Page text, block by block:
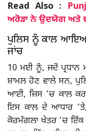
Read Also :
ਅਰੋੜਾ ਨੇ ਉਦਯੋਗ ਅਤੇ
ਪੁਲਿਸ ਨੂੰ ਕਾਲ
ਜਾਂਚ
10 ਮਈ ਨੂੰ, ਜਦੋਂ ਪ੍ਰਧਾਨ
ਸ਼ਾਮਲ ਹੋਣ ਵਾਲੇ ਸਨ,
ਆਈ, ਜਿਸ ’ਚ ਕਾਲ
ਇਸ ਕਾਲ ਦੇ ਆਧਾਰ
ਕੋਰਮੰਗਲਾ ਖੇਤਰ ’ਚ ਇੱਕ